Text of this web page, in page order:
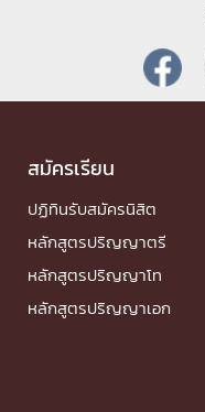
สมัครเรียน
ปฏิทินรับสมัครนิสิต
หลักสูตรปริญญาตรี
หลักสูตรปริญญาโท
หลักสูตรปริญญาเอก